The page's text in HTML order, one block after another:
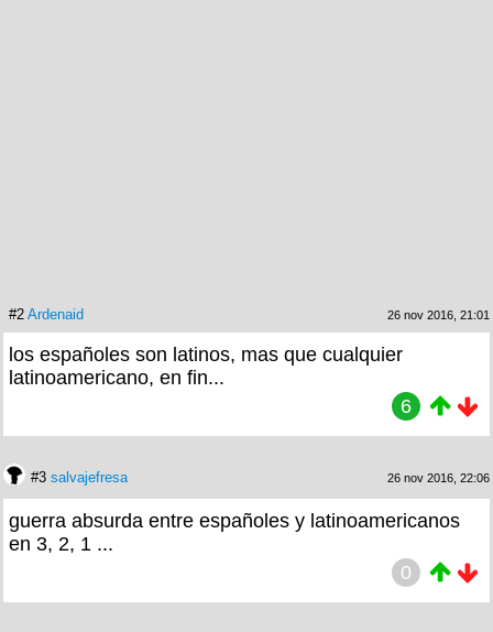
#2 Ardenaid 26 nov 2016, 21:01
los españoles son latinos, mas que cualquier
latinoamericano, en fin...
6
#3 salvajefresa 26 nov 2016, 22:06
guerra absurda entre españoles y latinoamericanos
en 3, 2, 1 ...
0